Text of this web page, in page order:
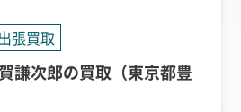
張買取
謙次郎の買取（東京都豊